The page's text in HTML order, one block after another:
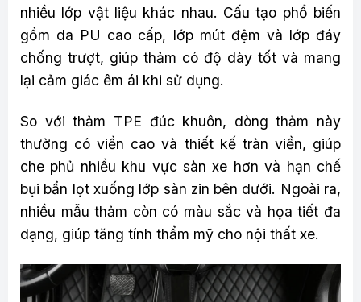
nhiều lớp vật liệu khác nhau. Cấu tạo phổ biến
gồm da PU cao cấp, lớp mút đệm và lớp đáy
chống trượt, giúp thảm có độ dày tốt và mang
lại cảm giác êm ái khi sử dụng.
So với thảm TPE đúc khuôn, dòng thảm này
thường có viền cao và thiết kế tràn viền, giúp
che phủ nhiều khu vực sàn xe hơn và hạn chế
bụi bẩn lọt xuống lớp sàn zin bên dưới. Ngoài ra,
nhiều mẫu thảm còn có màu sắc và họa tiết đa
dạng, giúp tăng tính thẩm mỹ cho nội thất xe.